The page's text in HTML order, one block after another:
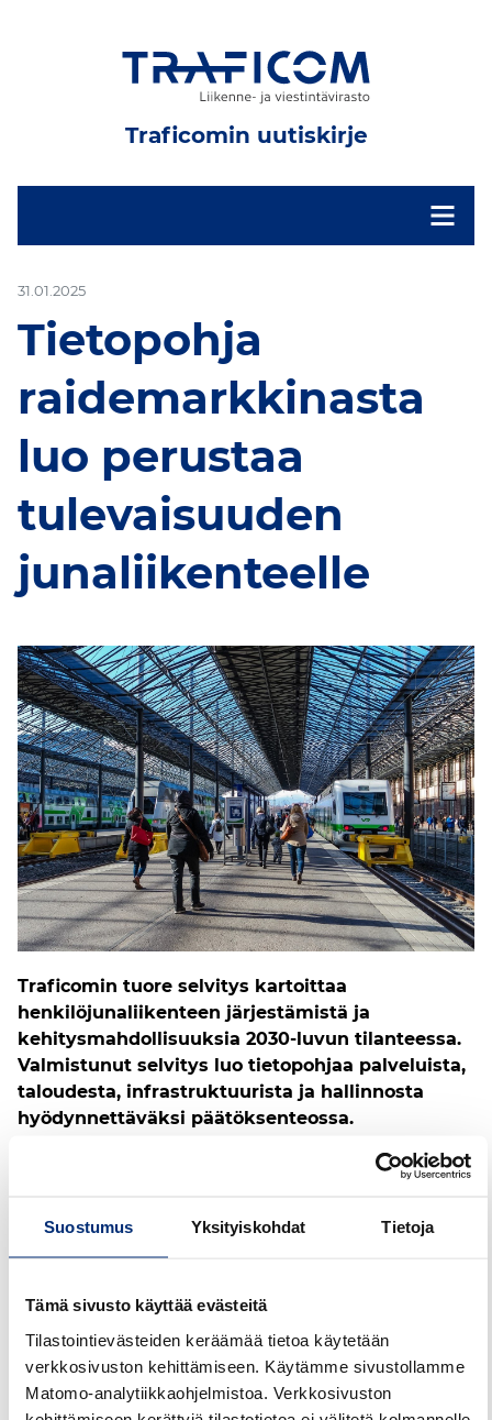
Suostumus Yksityiskohdat Tietoja
Tämä sivusto käyttää evästeitä
Tilastointievästeiden keräämää tietoa käytetään
verkkosivuston kehittämiseen. Käytämme sivustollamme
Matomo-analytiikkaohjelmistoa. Verkkosivuston
Traficomin uutiskirje
31.01.2025
Tietopohja
raidemarkkinasta
luo perustaa
tulevaisuuden
junaliikenteelle
Traficomin tuore selvitys kartoittaa
henkilöjunaliikenteen järjestämistä ja
kehitysmahdollisuuksia 2030-luvun tilanteessa.
Valmistunut selvitys luo tietopohjaa palveluista,
taloudesta, infrastruktuurista ja hallinnosta
hyödynnettäväksi päätöksenteossa.
ja vaihtoehtoja tulevaisuuden
investointitarpeet, toimintaympäristön muutokset
ja nouseva kustannustaso.
Tulevaisuuden